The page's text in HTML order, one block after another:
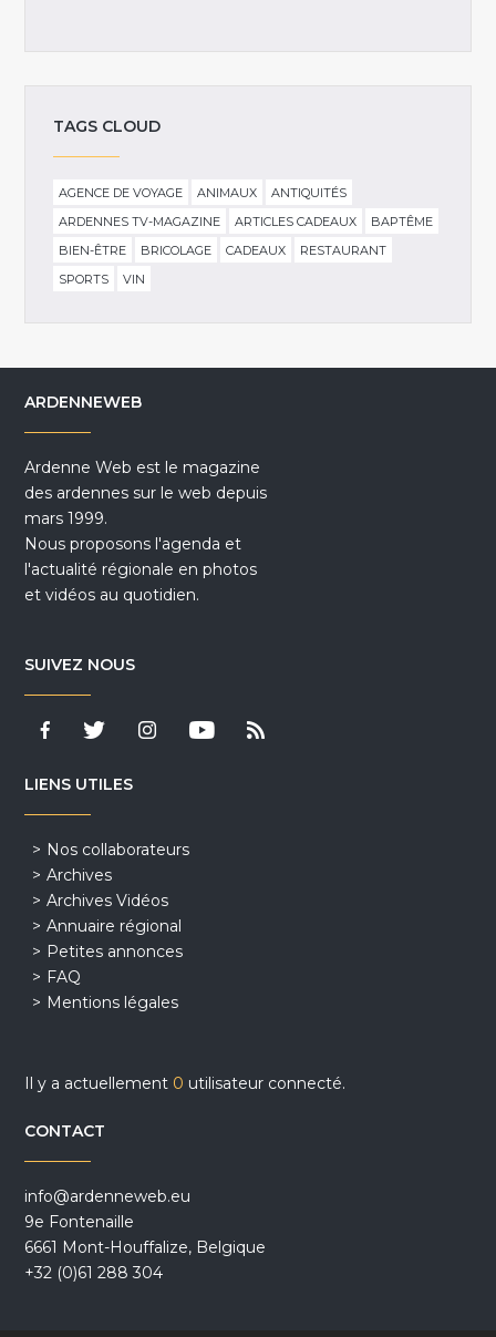
TAGS CLOUD
AGENCE DE VOYAGE ANIMAUX
ANTIQUITÉS
ARDENNES TV-MAGAZINE
ARTICLES CADEAUX
BAPTÊME
BIEN-ÊTRE
BRICOLAGE CADEAUX
RESTAURANT
SPORTS
VIN
ARDENNEWEB
Ardenne Web est le magazine
des ardennes sur le web depuis
mars 1999.
Nous proposons l'agenda et
l'actualité régionale en photos
et vidéos au quotidien.
SUIVEZ NOUS
LIENS UTILES
Nos collaborateurs
Archives
Archives Vidéos
Annuaire régional
Petites annonces
FAQ
Mentions légales
Il y a actuellement 0 utilisateur connecté.
CONTACT
info@ardenneweb.eu
9e Fontenaille
6661 Mont-Houffalize, Belgique
+32 (0)61 288 304